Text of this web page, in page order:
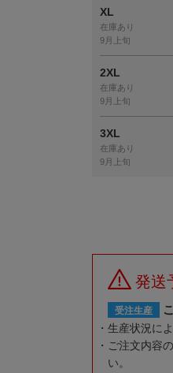
XL
在庫あり
9月上旬
2XL
在庫あり
9月上旬
3XL
在庫あり
9月上旬
発送
受注生産
生産状況に
ご注文内容
い。